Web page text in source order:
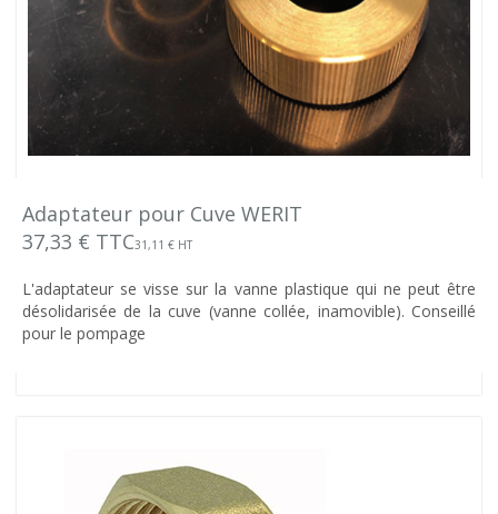
Adaptateur pour Cuve WERIT
37,33 € TTC31,11 € HT
L'adaptateur se visse sur la vanne plastique qui ne peut être
désolidarisée de la cuve (vanne collée, inamovible). Conseillé
pour le pompage